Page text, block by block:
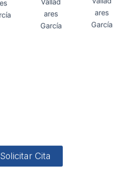
Solicitar Cita